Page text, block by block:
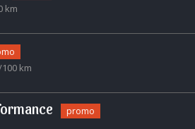
km
km
promo